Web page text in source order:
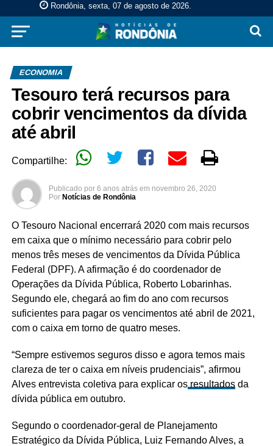
Rondônia, sexta, 07 de agosto de 2026.
ECONOMIA
Tesouro terá recursos para
cobrir vencimentos da dívida
até abril
Compartilhe:
Publicado por 6 anos atrás em novembro 26, 2020
Por Notícias de Rondônia
O Tesouro Nacional encerrará 2020 com mais recursos
em caixa que o mínimo necessário para cobrir pelo
menos três meses de vencimentos da Dívida Pública
Federal (DPF). A afirmação é do coordenador de
Operações da Dívida Pública, Roberto Lobarinhas.
Segundo ele, chegará ao fim do ano com recursos
suficientes para pagar os vencimentos até abril de 2021,
com o caixa em torno de quatro meses.
“Sempre estivemos seguros disso e agora temos mais
clareza de ter o caixa em níveis prudenciais”, afirmou
Alves entrevista coletiva para explicar osresultadosda
dívida pública em outubro.
Segundo o coordenador-geral de Planejamento
Estratégico da Dívida Pública, Luiz Fernando Alves, a